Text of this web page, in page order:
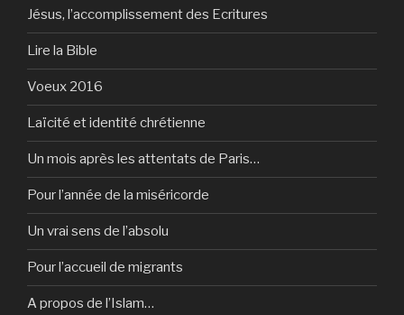
Jésus, l’accomplissement des Ecritures
Lire la Bible
Voeux 2016
Laïcité et identité chrétienne
Un mois après les attentats de Paris…
Pour l’année de la miséricorde
Un vrai sens de l’absolu
Pour l’accueil de migrants
A propos de l’Islam…